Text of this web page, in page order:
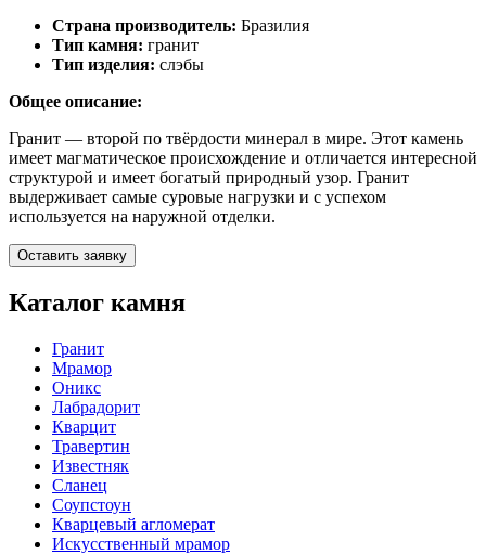
Страна производитель: Бразилия
Тип камня: гранит
Тип изделия: слэбы
Общее описание:
Гранит — второй по твёрдости минерал в мире. Этот камень
имеет магматическое происхождение и отличается интересной
структурой и имеет богатый природный узор. Гранит
выдерживает самые суровые нагрузки и с успехом
используется на наружной отделки.
Оставить заявку
Каталог камня
Гранит
Мрамор
Оникс
Лабрадорит
Кварцит
Травертин
Известняк
Сланец
Соупстоун
Кварцевый агломерат
Искусственный мрамор